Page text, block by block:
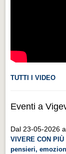
CHI SIAMO
CHI
CITTÀ
Guida turistica
Guida
TUTTI I VIDEO
Eventi a
Dal 23-05-2026
VIVERE CON
pensieri,